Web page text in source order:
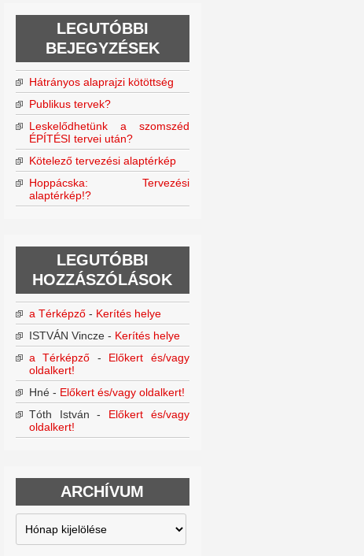
LEGUTÓBBI
BEJEGYZÉSEK
Hátrányos alaprajzi kötöttség
Publikus tervek?
Leskelődhetünk a szomszéd
ÉPÍTÉSI tervei után?
Kötelező tervezési alaptérkép
Hoppácska: Tervezési
alaptérkép!?
LEGUTÓBBI
HOZZÁSZÓLÁSOK
a Térképző- Kerítés helye
ISTVÁN Vincze- Kerítés helye
a Térképző - Előkert és/vagy
oldalkert!
Hné- Előkert és/vagy oldalkert!
Tóth István - Előkert és/vagy
oldalkert!
ARCHÍVUM
Archívum